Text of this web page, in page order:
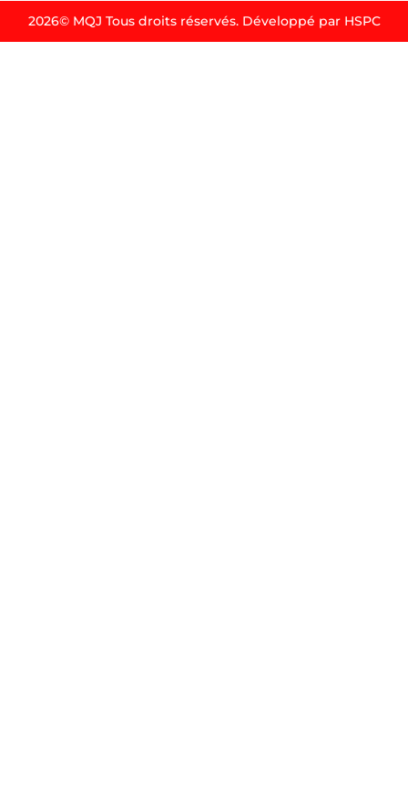
2026© MQJ Tous droits réservés. Développé par HSPC